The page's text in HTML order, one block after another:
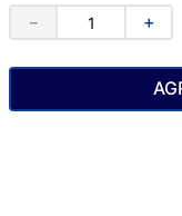
＋
－